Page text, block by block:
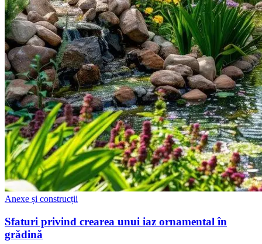
Anexe și construcții
Sfaturi privind crearea unui iaz ornamental în
grădină